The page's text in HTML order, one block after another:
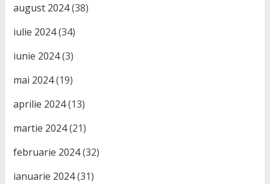
august 2024(38)
iulie 2024(34)
iunie 2024(3)
mai 2024(19)
aprilie 2024(13)
martie 2024(21)
februarie 2024(32)
ianuarie 2024(31)